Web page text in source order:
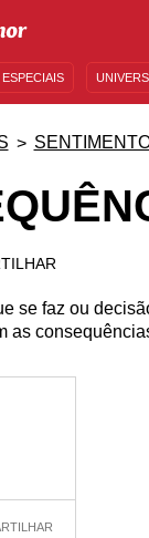
ESPECIAIS
se faz ou
as